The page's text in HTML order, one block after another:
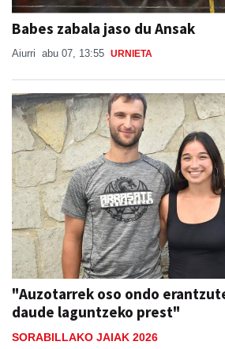
Babes zabala jaso du Ansak
Aiurri abu 07, 13:55 URNIETA
"Auzotarrek oso ondo
daude laguntzeko prest"
SORABILLAKO JAIAK 2026